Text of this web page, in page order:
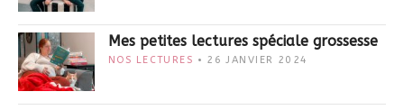
Mes petites lectures spéciale grossesse
NOS LECTURES 26 JANVIER 2024